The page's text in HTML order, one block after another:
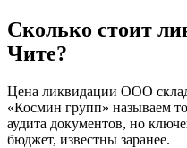
Сколько стоит
Чите?
Цена ликвидации ООО
«Космин групп» называем
аудита документов, но
бюджет, известны заранее.